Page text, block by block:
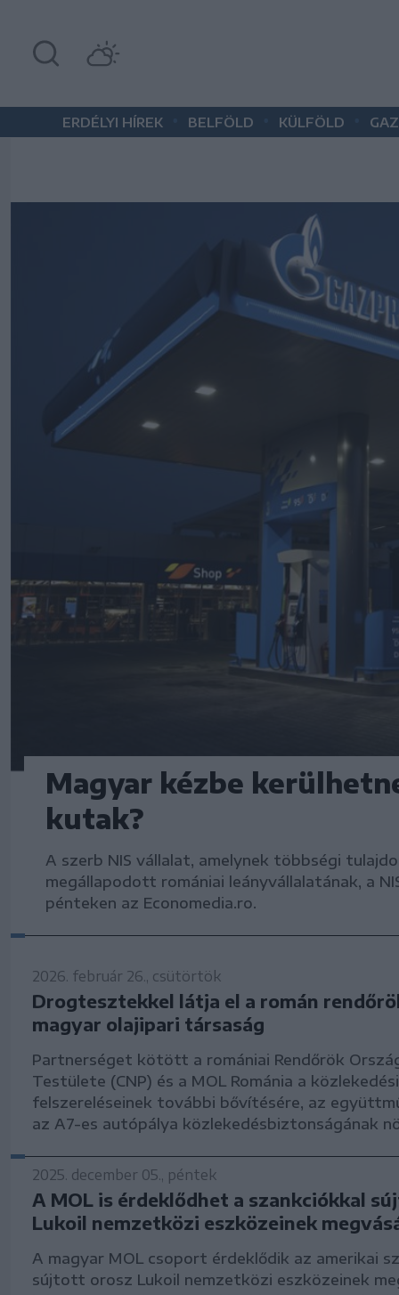
ERDÉLYI HÍREK BELFÖLD KÜLFÖLD
Magyar kézbe
kutak?
A szerb NIS vállalat, amelynek többségi
megállapodott romániai leányvállalatának, a
pénteken az Economedia.ro.
2026. február 26., csütörtök
Drogtesztekkel látja el a román
magyar olajipari társaság
Partnerséget kötött a romániai Rendőrök
Testülete (CNP) és a MOL Románia a
felszereléseinek további bővítésére, az
az A7-es autópálya közlekedésbiztonságának
2025. december 05., péntek
A MOL is érdeklődhet a szankciókkal
Lukoil nemzetközi eszközeinek
A magyar MOL csoport érdeklődik az amerikai
sújtott orosz Lukoil nemzetközi eszközeinek